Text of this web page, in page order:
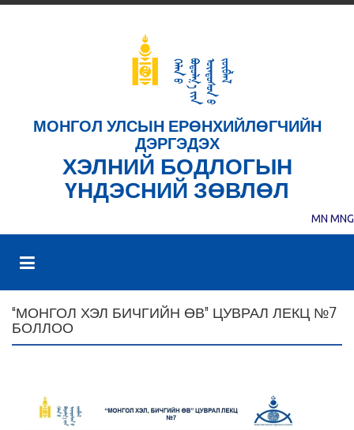
МОНГОЛ УЛСЫН ЕРӨНХИЙЛӨГЧИЙН
ДЭРГЭДЭХ
ХЭЛНИЙ БОДЛОГЫН
ҮНДЭСНИЙ ЗӨВЛӨЛ
MN MNG
“МОНГОЛ ХЭЛ БИЧГИЙН ӨВ” ЦУВРАЛ ЛЕКЦ №7
БОЛЛОО